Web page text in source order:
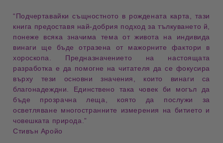
“Подчертавайкисъщностното в рождената карта, тази
книга предоставя най-добрия подход за тълкуването й,
понеже всяка значима тема от живота на индивида
винаги ще бъде отразена от мажорните фактори
в
хороскопа. Предназначението на настоящата
разработка е да помогне на читателя да се фокусира
върху тези основни значения
, които винаги са
благонадеждни. Единствено така човек би могъл да
бъде прозрачна леща , която да послужи за
осветляване многостранните измерения на битието и
човешката природа.”
Стивън Аройо